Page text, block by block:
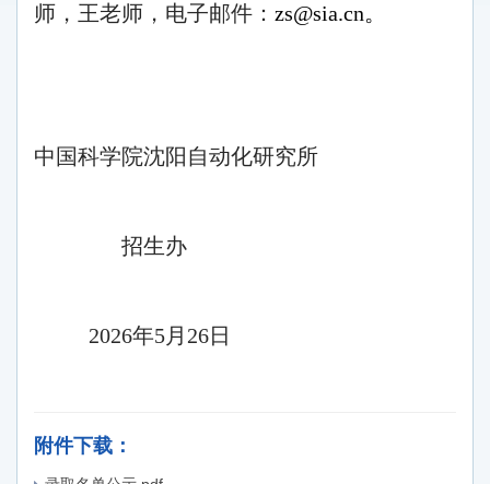
师，王老师，电子邮件： zs@sia.cn。
中国科学院沈阳自动化研究所
招生办
2026年5月26日
附件下载：